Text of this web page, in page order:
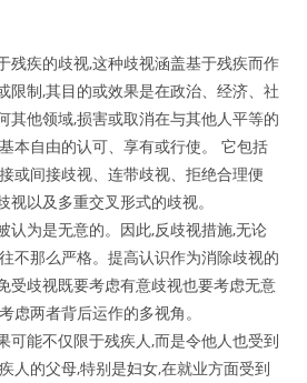
残疾的歧视,这种歧视涵盖基于残疾而作
限制,其目的或效果是在政治、经济、社
其他领域,损害或取消在与其他人平等的
本自由的认可、享有或行使。 它包括
或间接歧视、连带歧视、拒绝合理便
视以及多重交叉形式的歧视。
认为是无意的。因此,反歧视措施,无论
不那么严格。提高认识作为消除歧视的
受歧视既要考虑有意歧视也要考虑无意
虑两者背后运作的多视角。
可能不仅限于残疾人,而是令他人也受到
人的父母,特别是妇女,在就业方面受到